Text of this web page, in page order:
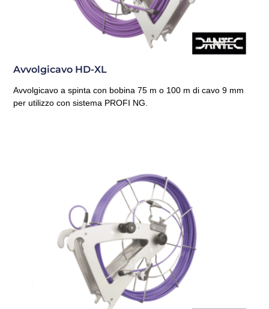
Avvolgicavo HD-XL
Avvolgicavo a spinta con bobina 75 m o 100 m di cavo 9 mm
per utilizzo con sistema PROFI NG.